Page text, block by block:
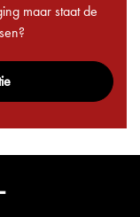
maar staat de